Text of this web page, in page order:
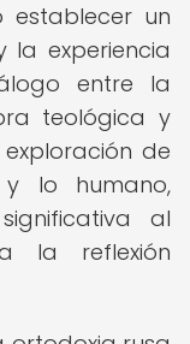
establecer un
experiencia
entre la
teológica y
de
lo humano,
al
la reflexión